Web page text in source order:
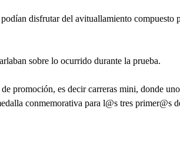
disfrutar del avituallamiento
sobre lo ocurrido durante la prueba.
promoción, es decir carreras mini, donde
conmemorativa para l@s tres primer@s